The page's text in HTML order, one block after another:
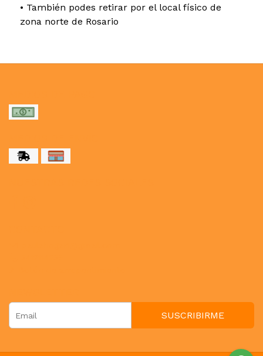
• También podes retirar por el local físico de
zona norte de Rosario
SUSCRIBIRME